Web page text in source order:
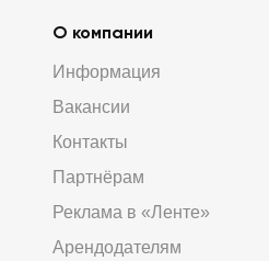
О компании
Информация
Вакансии
Контакты
Партнёрам
Реклама в «Ленте»
Арендодателям